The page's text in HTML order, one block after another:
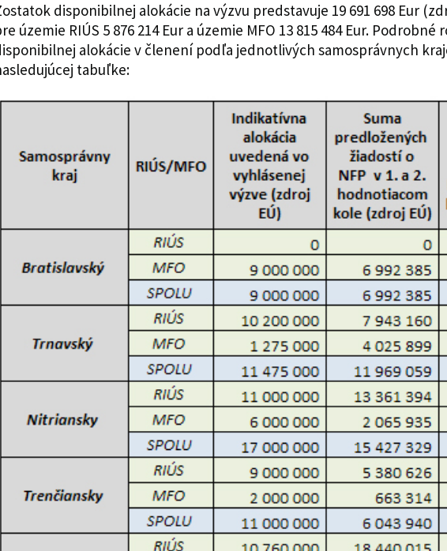
disponibilnej alokácie na výzvu predstavuje 19 691 698 Eur
územie RIÚS 5 876 214 Eur a územie MFO 13 815 484 Eur. Podrobné
alokácie v členení podľa jednotlivých samosprávnych
tabuľke: